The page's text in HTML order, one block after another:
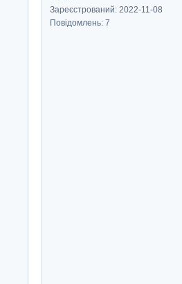
Зареєстрований: 2022-11-08
Повідомлень: 7